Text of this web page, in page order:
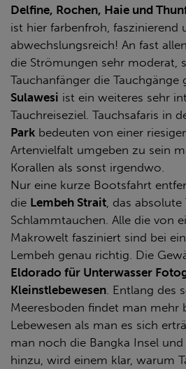
Delfine, Rochen, Haie und
ist hier farbenfroh, faszinierend
abwechslungsreich! An fast
die Strömungen sehr moderat,
Tauchanfänger die Tauchgänge
Sulawesi ist ein weiteres sehr
Tauchreiseziel. Tauchsafaris in
Park bedeuten von einer
Artenvielfalt umgeben zu sein
Korallen als sonst irgendwo.
Nur eine kurze Bootsfahrt
die Lembeh Strait , das
Schlammtauchen. Alle die von
Makrowelt fasziniert sind bei
Lembeh genau richtig. Die
Eldorado für Unterwasser
Kleinstlebewesen . Entlang des
Meeresboden findet man mehr
Lebewesen als man es sich
man noch die Bangka Insel und
hinzu, wird einem klar, warum